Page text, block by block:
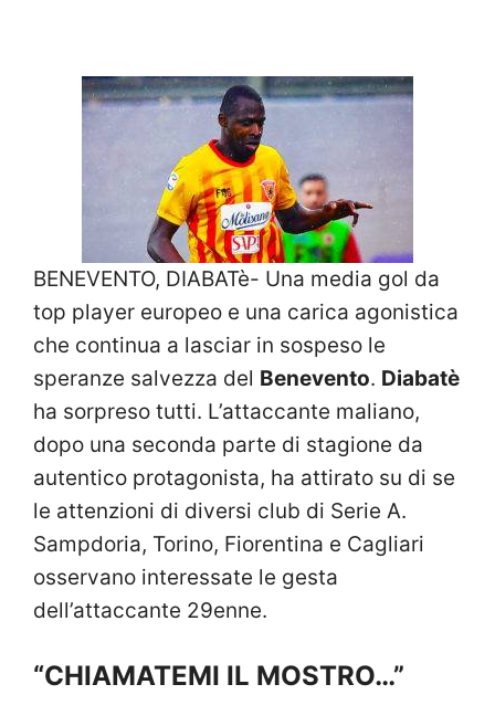
BENEVENTO, DIABATè- Una media gol da
top player europeo e una carica agonistica
che continua a lasciar in sospeso le
speranze salvezza del Benevento. Diabatè
ha sorpreso tutti. L’attaccante maliano,
dopo una seconda parte di stagione da
autentico protagonista, ha attirato su di se
le attenzioni di diversi club di Serie A.
Sampdoria, Torino, Fiorentina e Cagliari
osservano interessate le gesta
dell’attaccante 29enne.
“CHIAMATEMI IL MOSTRO…”